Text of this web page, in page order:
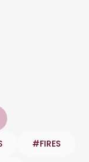
#FIRES